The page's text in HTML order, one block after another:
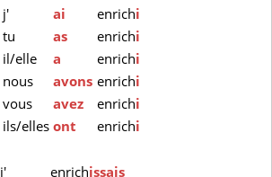
j'
ai enrichi
tu
as enrichi
il/elle
a enrichi
nous
avons enrichi
vous
avez enrichi
ils/elles ont enrichi
j'
enrichissais